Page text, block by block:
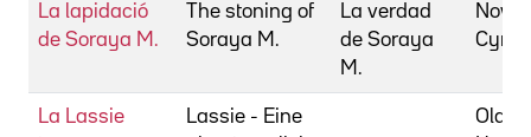
La lapidació
de Soraya M.
The stoning of
Soraya M.
La verdad
de Soraya
M.
Cyrus
La Lassie
Lassie - Eine